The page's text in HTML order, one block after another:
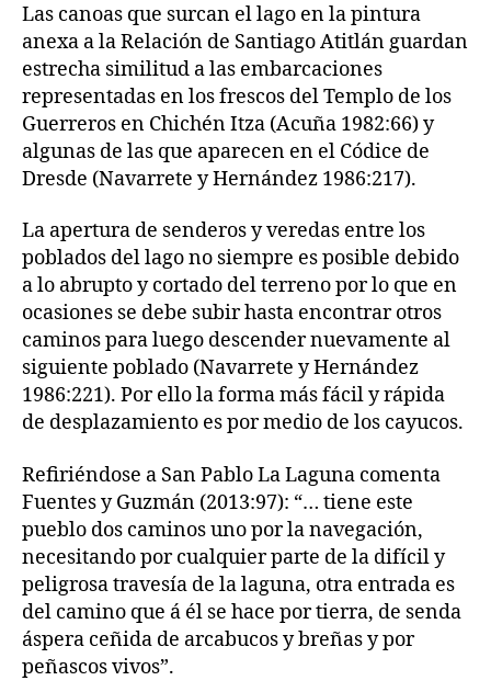
Las canoas que surcan el lago en la pintura
anexa a la Relación de Santiago Atitlán guardan
estrecha similitud a las embarcaciones
representadas en los frescos del Templo de los
Guerreros en Chichén Itza (Acuña 1982:66) y
algunas de las que aparecen en el Códice de
Dresde (Navarrete y Hernández 1986:217).
La apertura de senderos y veredas entre los
poblados del lago no siempre es posible debido
a lo abrupto y cortado del terreno por lo que en
ocasiones se debe subir hasta encontrar otros
caminos para luego descender nuevamente al
siguiente poblado (Navarrete y Hernández
1986:221). Por ello la forma más fácil y rápida
de desplazamiento es por medio de los cayucos.
Refiriéndose a San Pablo La Laguna comenta
Fuentes y Guzmán (2013:97): “… tiene este
pueblo dos caminos uno por la navegación,
necesitando por cualquier parte de la difícil y
peligrosa travesía de la laguna, otra entrada es
del camino que á él se hace por tierra, de senda
áspera ceñida de arcabucos y breñas y por
peñascos vivos”.